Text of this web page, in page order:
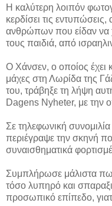
Η καλύτερη λοιπόν
κερδίσει τις
ανθρώπων που είδαν να
τους παιδιά, από
Ο Χάνσεν, ο οποίος έχει
μάχες στη Λωρίδα της
του, τράβηξε τη λήψη
Dagens Nyheter, με την
Σε τηλεφωνική
περιέγραψε την σκηνή
συναισθηματικά
Συμπλήρωσε μάλιστα
τόσο λυπηρό και
προσωπικό επίπεδο,